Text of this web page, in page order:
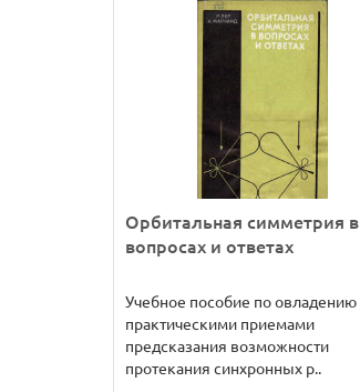
Орбитальная симметрия в
вопросах и ответах
Учебное пособие по овладению
практическими приемами
предсказания возможности
протекания синхронных р..